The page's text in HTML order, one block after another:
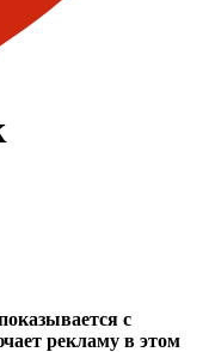
с
рекламу в этом